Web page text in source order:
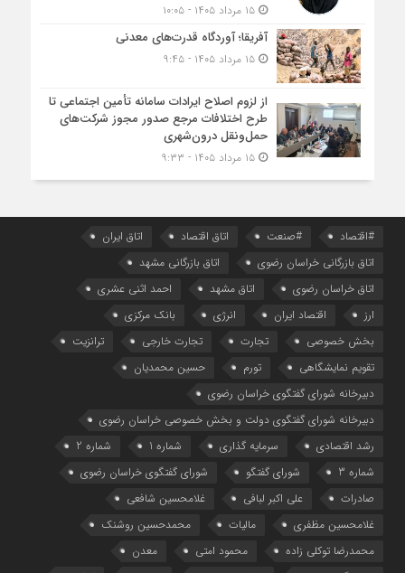
۱۵ مرداد ۱۴۰۵ - ۱۰:۰۵
آفریقا؛ آوردگاه قدرت‌های معدنی
۱۵ مرداد ۱۴۰۵ - ۹:۴۵
از لزوم اصلاح ایرادات سامانه تأمین اجتماعی تا
طرح اختلافات مرجع صدور مجوز شرکت‌های
حمل‌ونقل درون‌شهری
۱۵ مرداد ۱۴۰۵ - ۹:۳۳
#اقتصاد #صنعت اتاق اقتصاد
اتاق ایران
اتاق بازرگانی خراسان رضوی
اتاق بازرگانی مشهد
اتاق خراسان رضوی
اتاق مشهد
احمد اثنی عشری
ارز
اقتصاد ایران انرژی
بانک مرکزی
بخش خصوصی
تجارت تجارت خارجی
ترانزیت
تقویم نمایشگاهی
تورم
حسین محمدیان
دبیرخانه شورای گفتگوی خراسان رضوی
دبیرخانه شورای گفتگوی دولت و بخش خصوصی خراسان رضوی
رشد اقتصادی
سرمایه گذاری شماره 1
شماره 2
شماره 3
شورای گفتگو
شورای گفتگوی خراسان رضوی
صادرات
علی اکبر لبافی
غلامحسین شافعی
غلامحسین مظفری
مالیات
محمدحسین روشنک
محمدرضا توکلی زاده
محمود امتی
معدن